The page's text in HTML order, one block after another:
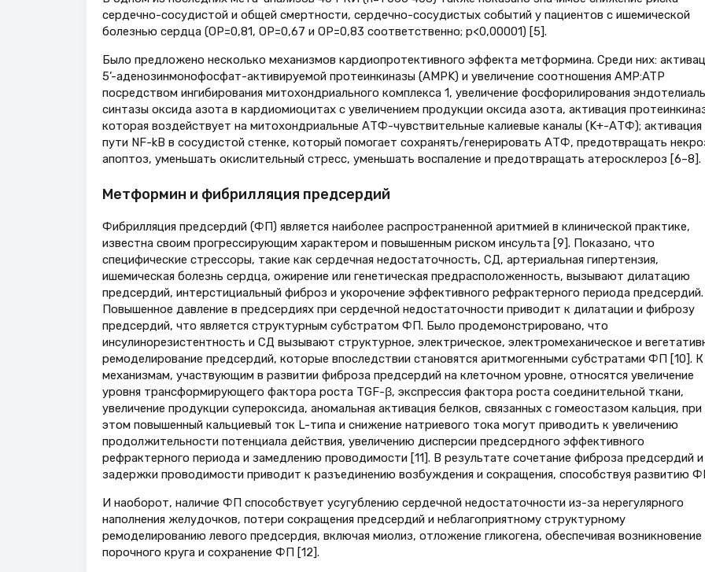
сердечно-сосудистой и общей смертности, сердечно-сосудистых событий у пациентов с ишемической
болезнью сердца (ОР=0,81, ОР=0,67 и ОР=0,83 соответственно; р<0,00001) [5].
Было предложено несколько механизмов кардиопротективного эффекта метформина. Среди них:
5’-аденозинмонофосфат-активируемой протеинкиназы (AMPK) и увеличение соотношения AMP:ATP
посредством ингибирования митохондриального комплекса 1, увеличение фосфорилирования
синтазы оксида азота в кардиомиоцитах с увеличением продукции оксида азота, активация
которая воздействует на митохондриальные АТФ-чувствительные калиевые каналы (K+-АТФ); активация
пути NF-kB в сосудистой стенке, который помогает сохранять/генерировать АТФ, предотвращать
апоптоз, уменьшать окислительный стресс, уменьшать воспаление и предотвращать атеросклероз [6–8].
Метформин и фибрилляция предсердий
Фибрилляция предсердий (ФП) является наиболее распространенной аритмией в клинической практике,
известна своим прогрессирующим характером и повышенным риском инсульта [9]. Показано, что
специфические стрессоры, такие как сердечная недостаточность, СД, артериальная гипертензия,
ишемическая болезнь сердца, ожирение или генетическая предрасположенность, вызывают дилатацию
предсердий, интерстициальный фиброз и укорочение эффективного рефрактерного периода предсердий.
Повышенное давление в предсердиях при сердечной недостаточности приводит к дилатации и фиброзу
предсердий, что является структурным субстратом ФП. Было продемонстрировано, что
инсулинорезистентность и СД вызывают структурное, электрическое, электромеханическое и
ремоделирование предсердий, которые впоследствии становятся аритмогенными субстратами ФП [10]. К
механизмам, участвующим в развитии фиброза предсердий на клеточном уровне, относятся увеличение
уровня трансформирующего фактора роста TGF-β, экспрессия фактора роста соединительной ткани,
увеличение продукции супероксида, аномальная активация белков, связанных с гомеостазом кальция, при
этом повышенный кальциевый ток L-типа и снижение натриевого тока могут приводить к увеличению
продолжительности потенциала действия, увеличению дисперсии предсердного эффективного
рефрактерного периода и замедлению проводимости [11]. В результате сочетание фиброза предсердий и
задержки проводимости приводит к разъединению возбуждения и сокращения, способствуя развитию
И наоборот, наличие ФП способствует усугублению сердечной недостаточности из-за нерегулярного
наполнения желудочков, потери сокращения предсердий и неблагоприятному структурному
ремоделированию левого предсердия, включая миолиз, отложение гликогена, обеспечивая возникновение
порочного круга и сохранение ФП [12].